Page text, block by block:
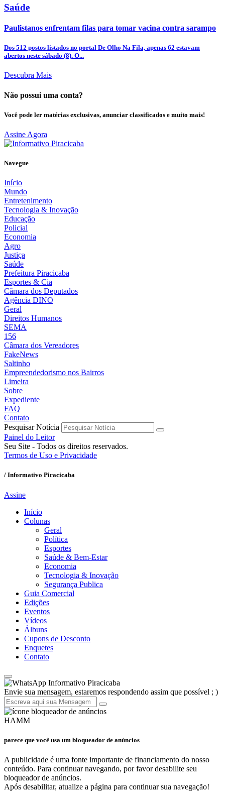
Saúde
Paulistanos enfrentam filas para tomar vacina contra sarampo
Dos 512 postos listados no portal De Olho Na Fila, apenas 62 estavam
abertos neste sábado (8). O...
Descubra Mais
Não possui uma conta?
Você pode ler matérias exclusivas, anunciar classificados e muito mais!
Assine Agora
Navegue
Início
Mundo
Entretenimento
Tecnologia & Inovação
Educação
Policial
Economia
Agro
Justiça
Saúde
Prefeitura Piracicaba
Esportes & Cia
Câmara dos Deputados
Agência DINO
Geral
Direitos Humanos
SEMA
156
Câmara dos Vereadores
FakeNews
Saltinho
Empreendedorismo nos Bairros
Limeira
Sobre
Expediente
FAQ
Contato
Pesquisar Notícia
Painel do Leitor
Seu Site - Todos os direitos reservados.
Termos de Uso e Privacidade
/ Informativo Piracicaba
Assine
Início
Colunas
Geral
Política
Esportes
Saúde & Bem-Estar
Economia
Tecnologia & Inovação
Segurança Publica
Guia Comercial
Edições
Eventos
Vídeos
Álbuns
Cupons de Desconto
Enquetes
Contato
Informativo Piracicaba
Envie sua mensagem, estaremos respondendo assim que possível ; )
HAMM
parece que você usa um bloqueador de anúncios
A publicidade é uma fonte importante de financiamento do nosso
conteúdo. Para continuar navegando, por favor desabilite seu
bloqueador de anúncios.
Após desabilitar, atualize a página para continuar sua navegação!